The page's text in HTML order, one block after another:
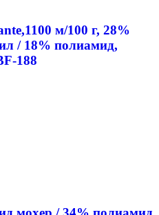
м/100 г, 28%
/ 18% полиамид,
188